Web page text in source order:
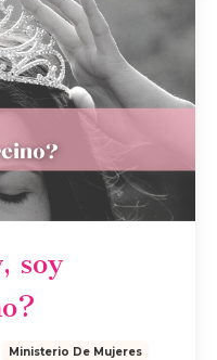
soy
Ministerio De Mujeres